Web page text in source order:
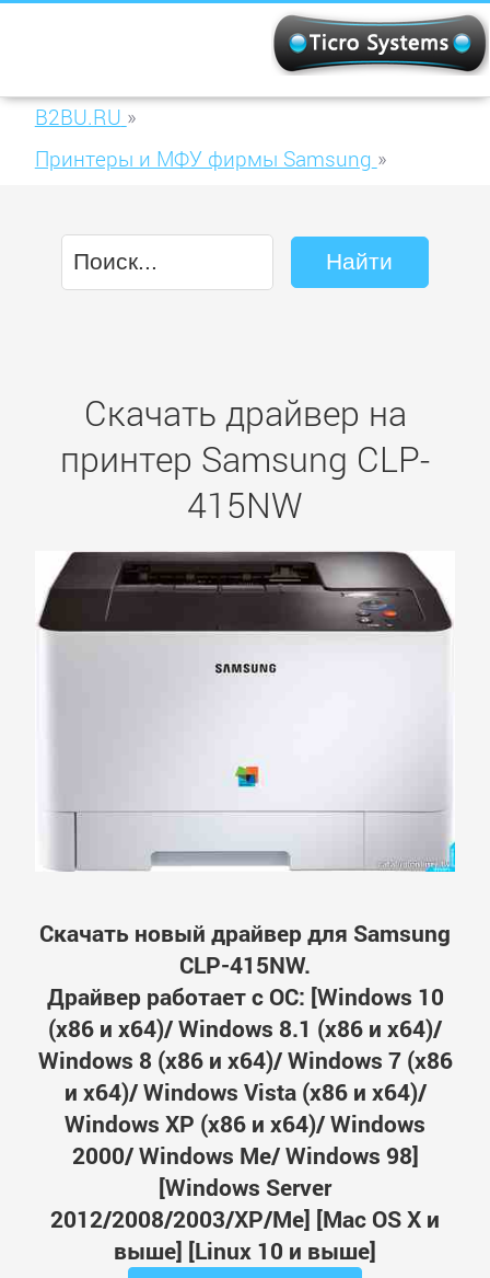
B2BU.RU »
Принтеры и МФУ фирмы Samsung »
Скачать драйвер на
принтер Samsung CLP-
415NW
Скачать новый драйвер для Samsung
CLP-415NW.
Драйвер работает с ОС: [Windows 10
(x86 и x64)/ Windows 8.1 (x86 и x64)/
Windows 8 (x86 и x64)/ Windows 7 (x86
и x64)/ Windows Vista (x86 и x64)/
Windows XP (x86 и x64)/ Windows
2000/ Windows Me/ Windows 98]
[Windows Server
2012/2008/2003/XP/Me] [Mac OS X и
выше] [Linux 10 и выше]